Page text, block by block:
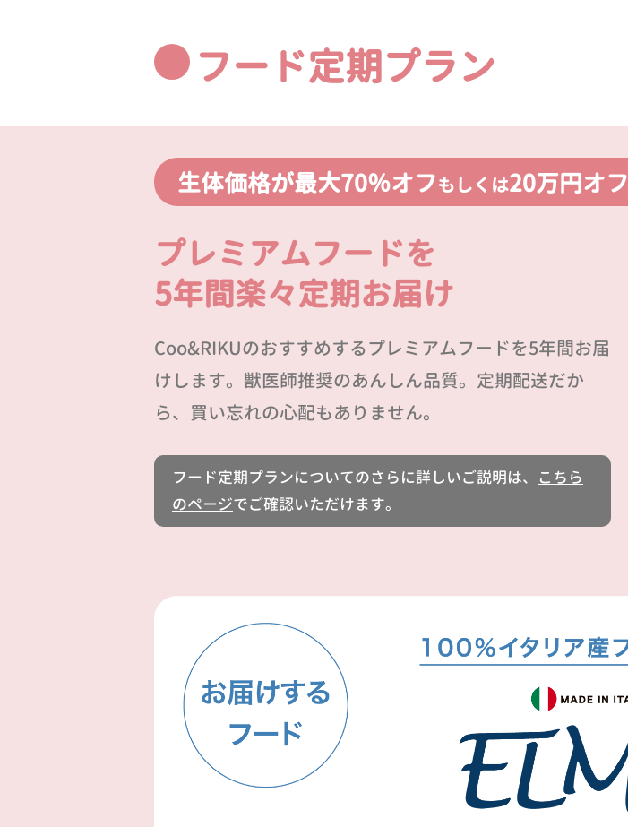
フード定期プラン
生体価格が最大70％オフもしくは20万円オフ
プレミアムフードを
5年間楽々定期お届け
Coo&RIKUのおすすめするプレミアムフードを5年間お届
けします。獣医師推奨のあんしん品質。定期配送だか
ら、買い忘れの心配もありません。
フード定期プランについてのさらに詳しいご説明は、
こちら
のページでご確認いただけます。